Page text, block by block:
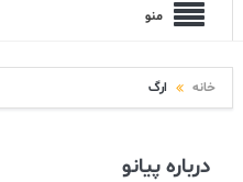
منو
خانه ارگ
درباره پیانو